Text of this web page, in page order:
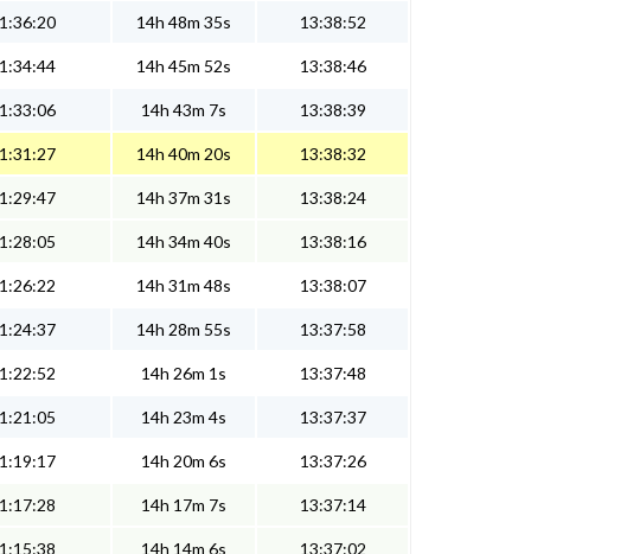
14h 48m 35s 13:38:52
14h 45m 52s 13:38:46
14h 43m 7s 13:38:39
14h 40m 20s 13:38:32
14h 37m 31s 13:38:24
14h 34m 40s 13:38:16
14h 31m 48s 13:38:07
14h 28m 55s 13:37:58
14h 26m 1s 13:37:48
14h 23m 4s 13:37:37
14h 20m 6s 13:37:26
14h 17m 7s 13:37:14
14h 14m 6s 13:37:02